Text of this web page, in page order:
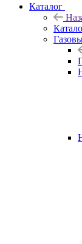
Каталог